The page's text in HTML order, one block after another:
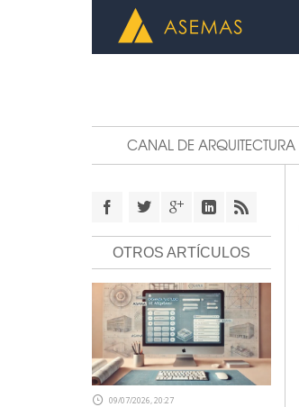
CANAL DE ARQUITECTURA
OTROS ARTÍCULOS
09/07/2026, 20:27